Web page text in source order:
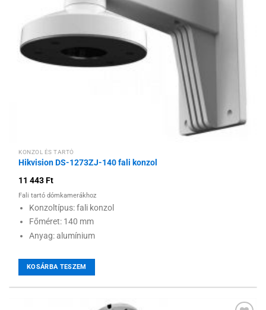
KONZOL ÉS TARTÓ
Hikvision DS-1273ZJ-140 fali konzol
11 443Ft
Fali tartó dómkamerákhoz
Konzoltípus: fali konzol
Főméret: 140 mm
Anyag: alumínium
KOSÁRBA TESZEM